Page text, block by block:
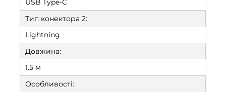
USB Type-C
Тип конектора 2:
Lightning
Довжина:
1.5 м
Особливості: